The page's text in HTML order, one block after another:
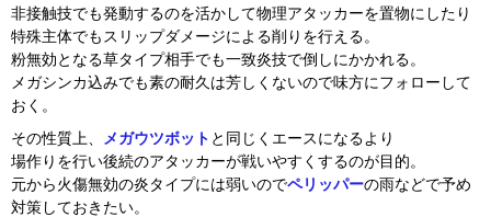
非接触技でも発動するのを活かして物理アタッカーを置物にしたり
特殊主体でもスリップダメージによる削りを行える。
粉無効となる草タイプ相手でも一致炎技で倒しにかかれる。
メガシンカ込みでも素の耐久は芳しくないので味方にフォローして
おく。
その性質上、 メガウツボット と同じくエースになるより
場作りを行い後続のアタッカーが戦いやすくするのが目的。
元から火傷無効の炎タイプには弱いのでペリッパーの雨などで予め
対策しておきたい。